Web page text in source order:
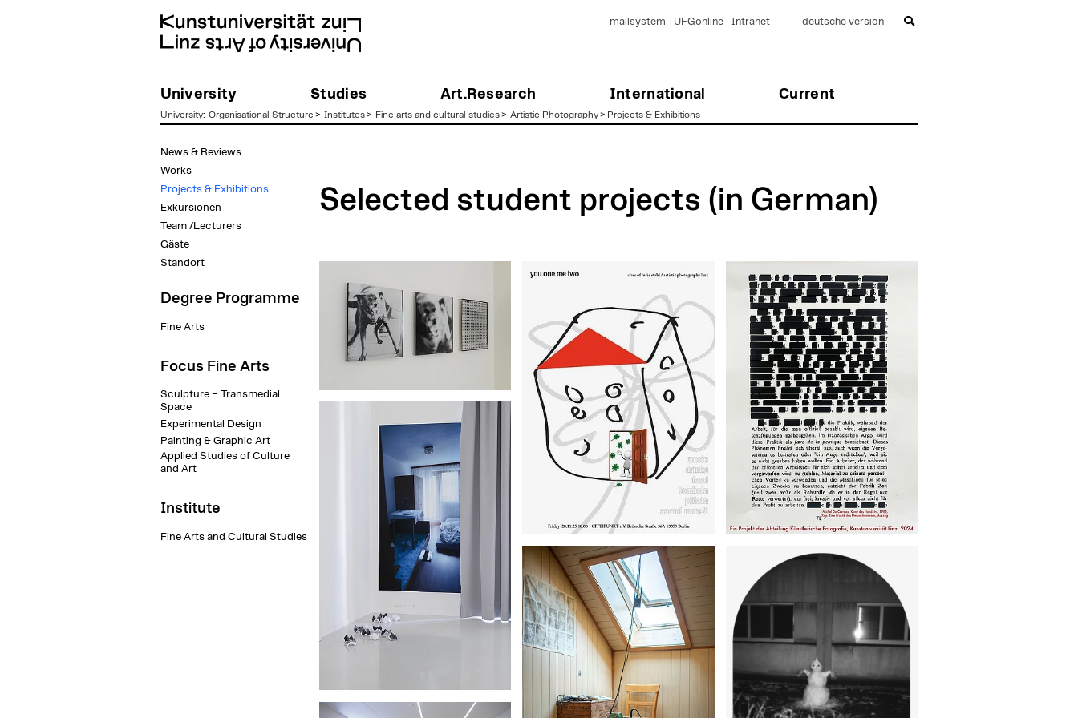
University Studies Art.Research International Current
mailsystem UFGonline Intranet deutsche version
University: Organisational Structure > Institutes> Fine arts and cultural studies> Artistic Photography> Projects & Exhibitions
News & Reviews
Works
Projects & Exhibitions
Exkursionen
Team /Lecturers
Gäste
Standort
Degree Programme
Fine Arts
Focus Fine Arts
Sculpture – Transmedial
Space
Experimental Design
Painting & Graphic Art
Applied Studies of Culture
and Art
Institute
Fine Arts and Cultural Studies
Selected student projects (in German)
Christoph Bisenberger, Johanna
Bräunig, Leon Cholmakow,
Katharina Eckschlager, Lilith Erian,
Fahimeh Ghasemi, Wendelin Haas ,
Eleonora Hrybniak, Yuxiao Jiang,
Morten Johannsen, Florentin Kurz,
Enno Limmer, Nora Mühlögger,
Maris Pitrasch, Marlene Schenk-
Mair, Leopold Stock, Lorenz Sutter,
Viktor Szeberin, Valentina
Weinbörmair, Ali Yaghoubi
Rundgang 2025
Johanna Bräunig, Christoph
Bisenberger, Adriana Buss, Leon
Cholmakov, Luise Frauenschuh,
Fahimeh Ghasemi, Wendelin Haas,
Tim Xaver Herzog, Yuxiao Jiang,
Florentin Kurz, Enno Limmer, Nora
Mühlögger, Yva Rivelles, Fiona
Schwaiger, Viktor Szeberin, Mariia
Tsaritsyna, Angeline Verrier, Luka
Vidak, Laura Walter, Valentina
Weinbörmair
you one me two
Christoph Bisenberger, Johanna
Bräunig, Leon Cholmakow,
Katharina Eckschlager, Jana Ehls,
Lilith Erian, Flavio Fanti, Jonas
Heigl, Eleonora Hrybniak, Morten
Johannsen, Florentin Kurz, Melanie
Moser, Nora Mühlögger, Mara
Printz, Fiona Schwaiger, Viktor
Szeberin, Luka Vidak, Valentina
Weinbörmair, Ali Yaghoubi
faire de la perruque
Postergestaltung
Lilith Erian, Eleonora Hrybniak,